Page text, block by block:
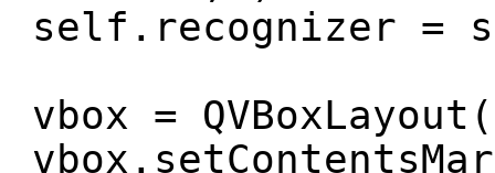
self.recognizer =
vbox =